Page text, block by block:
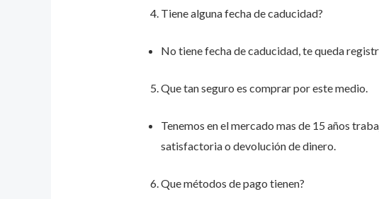
Tiene alguna fecha de caducidad?
No tiene fecha de caducidad, te queda
Que tan seguro es comprar por este medio.
Tenemos en el mercado mas de 15 años
satisfactoria o devolución de dinero.
Que métodos de pago tienen?